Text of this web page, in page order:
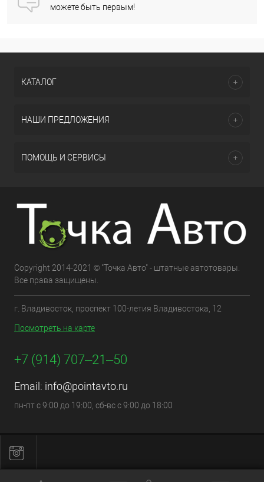
можете быть первым!
КАТАЛОГ
НАШИ ПРЕДЛОЖЕНИЯ
ПОМОЩЬ И СЕРВИСЫ
Copyright 2014-2021 © "Точка Авто" - штатные автотовары.
Все права защищены.
г. Владивосток, проспект 100-летия Владивостока, 12
Посмотреть на карте
+7 (914) 707‒21‒50
Email: info@pointavto.ru
пн-пт с 9:00 до 19:00, сб-вс с 9:00 до 18:00